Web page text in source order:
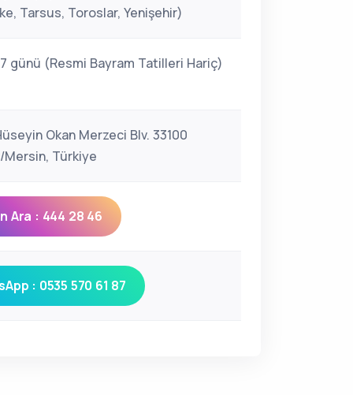
Tarsus, Toroslar, Yenişehir)
günü (Resmi Bayram Tatilleri Hariç)
Okan Merzeci Blv. 33100
Mersin, Türkiye
Ara : 444 28 46
: 0535 570 61 87